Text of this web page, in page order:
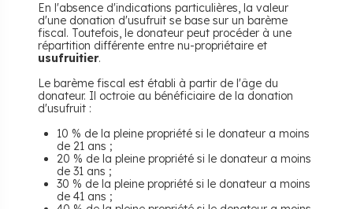
En l'absence d'indications particulières, la valeur
d'une donation d'usufruit se base sur un barème
fiscal. Toutefois, le donateur peut procéder à une
répartition différente entre nu-propriétaire et
usufruitier.
Le barème fiscal est établi à partir de l'âge du
donateur. Il octroie au bénéficiaire de la donation
d'usufruit :
10 % de la pleine propriété si le donateur a moins
de 21 ans ;
20 % de la pleine propriété si le donateur a moins
de 31 ans ;
30 % de la pleine propriété si le donateur a moins
de 41 ans ;